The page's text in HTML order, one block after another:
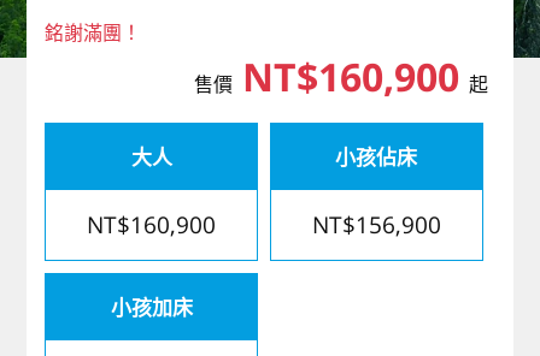
歐洲銘謝滿團！
售價NT$160,900 起
大人
NT$160,900
小孩佔床
NT$156,900
小孩加床